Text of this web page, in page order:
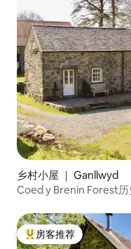
乡村小屋 ｜ Ganllwyd
Coed y Brenin Forest
热门「房客推荐」
房客推荐